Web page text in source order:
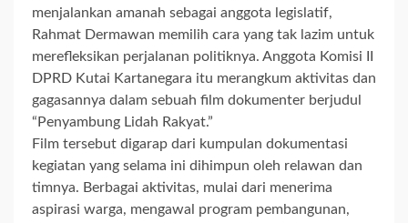
menjalankan amanah sebagai anggota legislatif,
Rahmat Dermawan memilih cara yang tak lazim untuk
merefleksikan perjalanan politiknya. Anggota Komisi II
DPRD Kutai Kartanegara itu merangkum aktivitas dan
gagasannya dalam sebuah film dokumenter berjudul
“Penyambung Lidah Rakyat.”
Film tersebut digarap dari kumpulan dokumentasi
kegiatan yang selama ini dihimpun oleh relawan dan
timnya. Berbagai aktivitas, mulai dari menerima
aspirasi warga, mengawal program pembangunan,